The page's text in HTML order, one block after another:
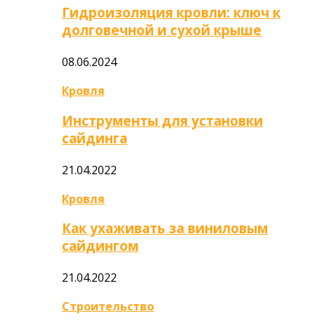
Гидроизоляция кровли: ключ к
долговечной и сухой крыше
08.06.2024
Кровля
Инструменты для установки
сайдинга
21.04.2022
Кровля
Как ухаживать за виниловым
сайдингом
21.04.2022
Строительство